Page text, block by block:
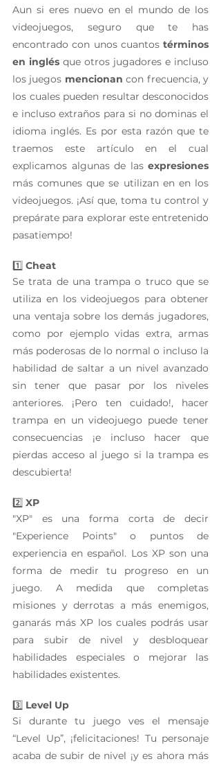
Aun si eres nuevo en el mundo de los
videojuegos, seguro que te has
encontrado con unos cuantos términos
en inglés que otros jugadores e incluso
los juegos mencionan con frecuencia, y
los cuales pueden resultar desconocidos
e incluso extraños para si no dominas el
idioma inglés. Es por esta razón que te
traemos este artículo en el cual
explicamos algunas de las expresiones
más comunes que se utilizan en en los
videojuegos. ¡Así que, toma tu control y
prepárate para explorar este entretenido
pasatiempo!
1️⃣ Cheat
Se trata de una trampa o truco que se
utiliza en los videojuegos para obtener
una ventaja sobre los demás jugadores,
como por ejemplo vidas extra, armas
más poderosas de lo normal o incluso la
habilidad de saltar a un nivel avanzado
sin tener que pasar por los niveles
anteriores. ¡Pero ten cuidado!, hacer
trampa en un videojuego puede tener
consecuencias ¡e incluso hacer que
pierdas acceso al juego si la trampa es
descubierta!
2️⃣ XP
"XP" es una forma corta de decir
"Experience Points" o puntos de
experiencia en español. Los XP son una
forma de medir tu progreso en un
juego. A medida que completas
misiones y derrotas a más enemigos,
ganarás más XP los cuales podrás usar
para subir de nivel y desbloquear
habilidades especiales o mejorar las
habilidades existentes.
3️⃣ Level Up
Si durante tu juego ves el mensaje
“Level Up”, ¡felicitaciones! Tu personaje
acaba de subir de nivel ¡y es ahora más